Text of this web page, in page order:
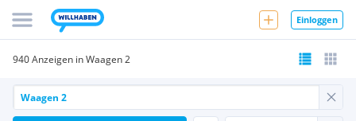
Einloggen
940 Anzeigen in Waagen 2